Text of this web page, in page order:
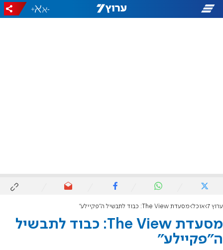
-
+
ערוץ 7 אוכל מסעדת The View: כבוד לתבשיל ה"פקיילע"
מסעדת The View: כבוד לתבשיל
ה"פקיילע"